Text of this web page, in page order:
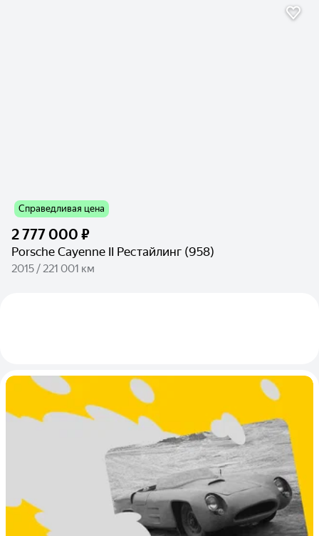
Справедливая цена
2 777 000 ₽
Porsche Cayenne II Рестайлинг (958)
2015 / 221 001 км